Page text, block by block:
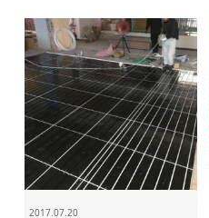
2017.07.20